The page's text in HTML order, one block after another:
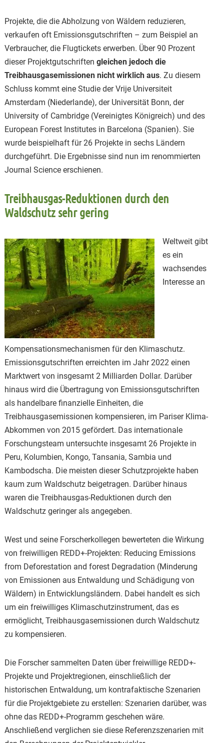
Projekte, die die Abholzung von Wäldern reduzieren,
verkaufen oft Emissionsgutschriften – zum Beispiel an
Verbraucher, die Flugtickets erwerben. Über 90 Prozent
dieser Projektgutschriften gleichen jedoch die
Treibhausgasemissionen nicht wirklich aus. Zu diesem
Schluss kommt eine Studie der Vrije Universiteit
Amsterdam (Niederlande), der Universität Bonn, der
University of Cambridge (Vereinigtes Königreich) und des
European Forest Institutes in Barcelona (Spanien). Sie
wurde beispielhaft für 26 Projekte in sechs Ländern
durchgeführt. Die Ergebnisse sind nun im renommierten
Journal Science erschienen.
Treibhausgas-Reduktionen durch den
Waldschutz sehr gering
Weltweit gibt
es ein
wachsendes
Interesse an
Kompensationsmechanismen für den Klimaschutz.
Emissionsgutschriften erreichten im Jahr 2022 einen
Marktwert von insgesamt 2 Milliarden Dollar. Darüber
hinaus wird die Übertragung von Emissionsgutschriften
als handelbare finanzielle Einheiten, die
Treibhausgasemissionen kompensieren, im Pariser Klima-
Abkommen von 2015 gefördert. Das internationale
Forschungsteam untersuchte insgesamt 26 Projekte in
Peru, Kolumbien, Kongo, Tansania, Sambia und
Kambodscha. Die meisten dieser Schutzprojekte haben
kaum zum Waldschutz beigetragen. Darüber hinaus
waren die Treibhausgas-Reduktionen durch den
Waldschutz geringer als angegeben.
West und seine Forscherkollegen bewerteten die Wirkung
von freiwilligen REDD+-Projekten: Reducing Emissions
from Deforestation and forest Degradation (Minderung
von Emissionen aus Entwaldung und Schädigung von
Wäldern) in Entwicklungsländern. Dabei handelt es sich
um ein freiwilliges Klimaschutzinstrument, das es
ermöglicht, Treibhausgasemissionen durch Waldschutz
zu kompensieren.
Die Forscher sammelten Daten über freiwillige REDD+-
Projekte und Projektregionen, einschließlich der
historischen Entwaldung, um kontrafaktische Szenarien
für die Projektgebiete zu erstellen: Szenarien darüber, was
ohne das REDD+-Programm geschehen wäre.
Anschließend verglichen sie diese Referenzszenarien mit